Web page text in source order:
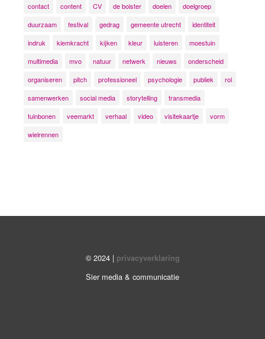
contact
content CV de bolster doelen
doelgroep
duurzaam
festival gedrag gemeente utrecht
identiteit
indruk
kiemkracht kijken kleur luisteren
moestuin
multimedia
mvo natuur netwerk nieuws
onderscheid
organiseren
pitch professioneel psychologie publiek
rol
samenwerken
social media storytelling
transmedia
tuinbonen
veemarkt verhaal video visitekaartje
vorm
wielrennen
© 2024 | privacyverklaring
Sier media & communicatie